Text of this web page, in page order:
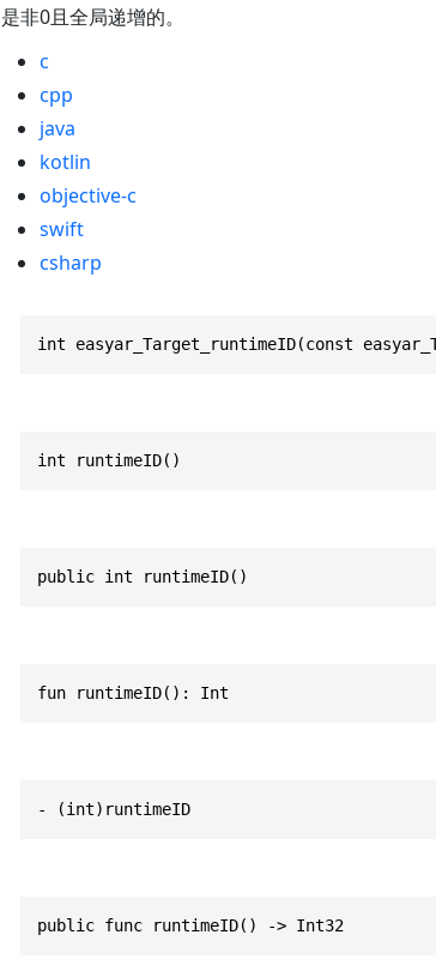
是非0且全局递增的。
c
cpp
java
kotlin
objective-c
swift
csharp
int easyar_Target_runtimeID(const
int runtimeID()
public int runtimeID()
fun runtimeID(): Int
- (int)runtimeID
public func runtimeID() -> Int32